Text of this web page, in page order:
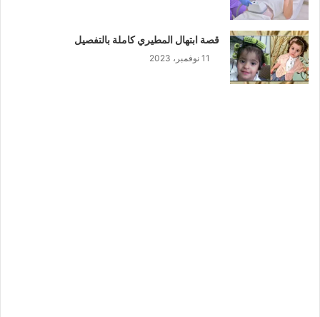
قصة ابتهال المطيري كاملة بالتفصيل
11 نوفمبر، 2023